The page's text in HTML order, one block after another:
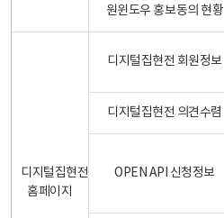
원윈도우 홍보동의 현황
디지털집현전
홈페이지
디지털집현전 회원정보
디지털집현전 의견수렴
OPEN API 신청정보